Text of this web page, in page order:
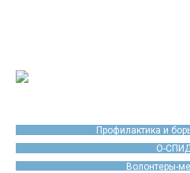
Профилактика и
О-
Волонтеры-